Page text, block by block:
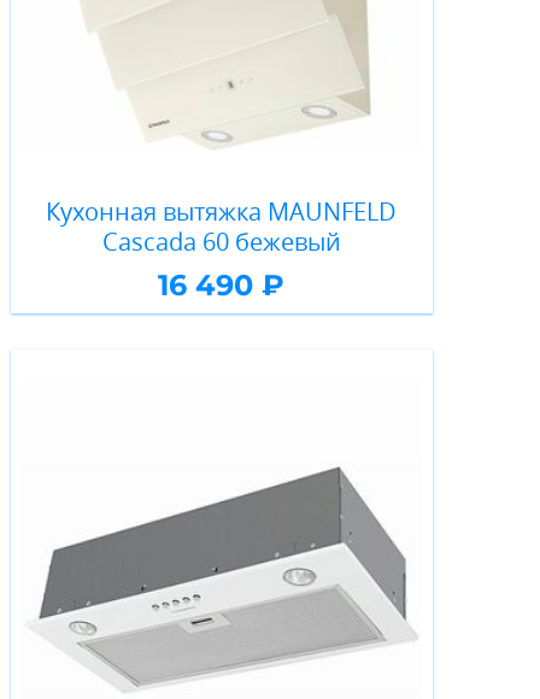
Кухонная вытяжка MAUNFELD
Cascada 60 бежевый
16 490 ₽